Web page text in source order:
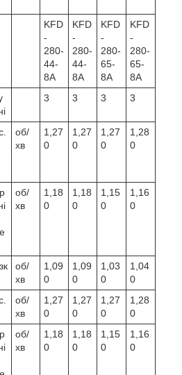
KFD
-
280-
44-
8A
KFD
-
280-
44-
8A
KFD
-
280-
65-
8A
KFD
-
280-
65-
8A
3 3 3 3
об/
хв
1,27
0
1,27
0
1,27
0
1,28
0
об/
хв
1,18
0
1,18
0
1,15
0
1,16
0
об/
хв
1,09
0
1,09
0
1,03
0
1,04
0
об/
хв
1,27
0
1,27
0
1,27
0
1,28
0
об/
хв
1,18
0
1,18
0
1,15
0
1,16
0